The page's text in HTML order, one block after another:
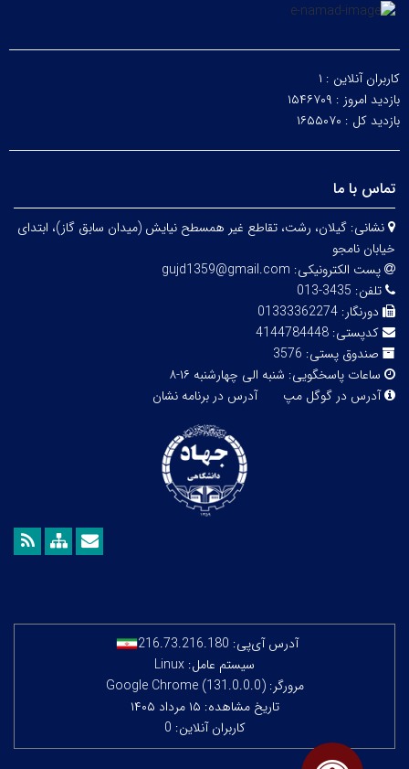
کاربران آنلاین : ۱
بازدید امروز : ۱۵۴۶۷۰۹
بازدید کل : ۱۶۵۵۰۷۰
تماس با ما
نشانی: گیلان، رشت، تقاطع غیر همسطح نیایش (میدان سابق گاز)، ابتدای
خیابان نامجو
پست الکترونیکی: gujd1359@gmail.com
تلفن: 3435-013
دورنگار: 01333362274
کدپستی: 4144784448
صندوق پستی: 3576
ساعات پاسخگویی: شنبه الی چهارشنبه ۱۶-۸
آدرس در گوگل مپ
آدرس در برنامه نشان
آدرس آی‌پی: 216.73.216.180
سیستم عامل: Linux
مرورگر: Google Chrome (131.0.0.0)
تاریخ مشاهده: ۱۵ مرداد ۱۴۰۵
کاربران آنلاین: 0